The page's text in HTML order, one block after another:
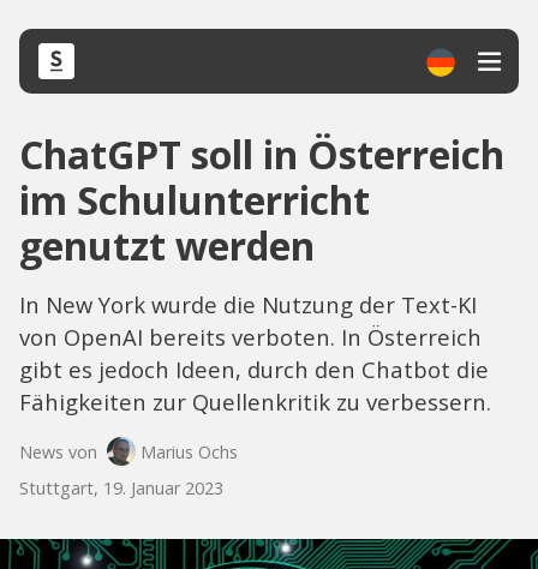
ChatGPT soll in Österreich
im Schulunterricht
genutzt werden
In New York wurde die Nutzung der Text-KI
von OpenAI bereits verboten. In Österreich
gibt es jedoch Ideen, durch den Chatbot die
Fähigkeiten zur Quellenkritik zu verbessern.
News von
Marius Ochs
Stuttgart, 19. Januar 2023